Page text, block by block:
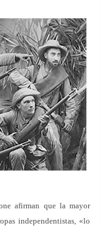
afirman que la mayor
independentistas, «lo